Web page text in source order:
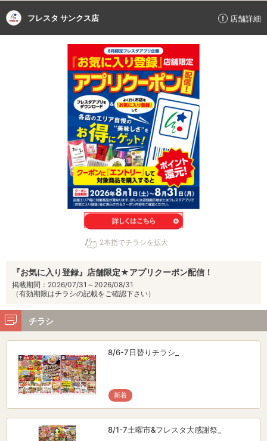
フレスタ サンクス店 店舗詳細
2本指でチラシを拡大
『お気に入り登録』店舗限定★アプリクーポン配信！
掲載期間：2026/07/31～2026/08/31
（有効期限はチラシの記載をご確認下さい）
チラシ
8/6-7日替りチラシ_
新着
8/1-7土曜市&フレスタ大感謝祭_